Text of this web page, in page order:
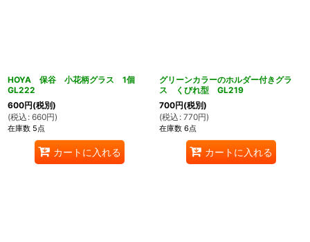
HOYA 保谷 小花柄グラス 1個
GL222
600円(税別)
(税込 : 660円)
在庫数 5点
カートに入れる
グリーンカラーのホルダー付きグラ
ス くびれ型 GL219
700円(税別)
(税込 : 770円)
在庫数 6点
カートに入れる